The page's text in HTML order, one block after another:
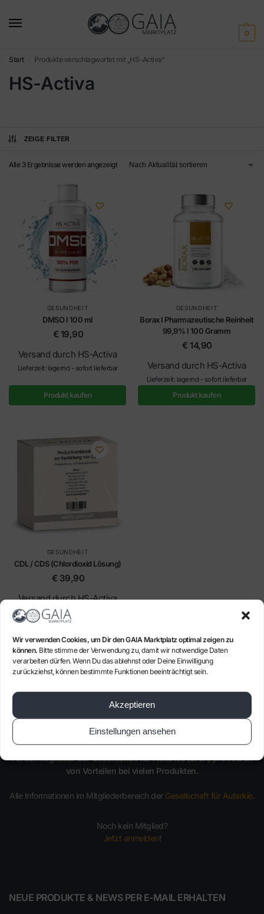
Wir verwenden Cookies, um Dir den GAIA Marktplatz optimal zeigen zu
können. Bitte stimme der Verwendung zu, damit wir notwendige Daten
verarbeiten dürfen. Wenn Du das ablehnst oder Deine Einwilligung
zurückziehst, können bestimmte Funktionen beeinträchtigt sein.
Akzeptieren
Einstellungen ansehen
0
Start Produkte verschlagwortet mit „HS-Activa“
HS-Activa
ZEIGE FILTER
Alle 3 Ergebnisse werden angezeigt
GESUNDHEIT
DMSO I 100 ml
€ 19,90
Versand durch HS-Activa
Lieferzeit: lagernd - sofort lieferbar
Produkt kaufen
GESUNDHEIT
Borax I Pharmazeutische Reinheit
99,9% I 100 Gramm
€ 14,90
Versand durch HS-Activa
Lieferzeit: lagernd - sofort lieferbar
Produkt kaufen
GESUNDHEIT
CDL / CDS (Chlordioxid Lösung)
€ 39,90
Versand durch HS-Activa
Lieferzeit: lagernd - sofort lieferbar
Alle 3 Ergebnisse werden angezeigt
VORTEILE
Fördermitglieder der Gesellschaft für Autarkie (GAIA) profitieren
von Vorteilen bei vielen Produkten.
Alle Informationen im Mitgliederbereich der Gesellschaft für Autarkie.
Noch kein Mitglied?
Jetzt anmelden!
NEUE PRODUKTE & NEWS PER E-MAIL ERHALTEN